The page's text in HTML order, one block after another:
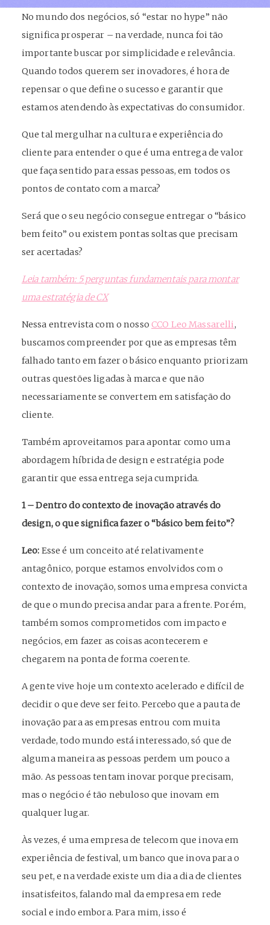
No mundo dos negócios, só “estar no hype” não
significa prosperar – na verdade, nunca foi tão
importante buscar por simplicidade e relevância.
Quando todos querem ser inovadores, é hora de
repensar o que define o sucesso e garantir que
estamos atendendo às expectativas do consumidor.
Que tal mergulhar na cultura e experiência do
cliente para entender o que é uma entrega de valor
que faça sentido para essas pessoas, em todos os
pontos de contato com a marca?
Será que o seu negócio consegue entregar o “básico
bem feito” ou existem pontas soltas que precisam
ser acertadas?
Leia também: 5 perguntas fundamentais para montar
uma estratégia de CX
Nessa entrevista com o nossoCCO Leo Massarelli,
buscamos compreender por que as empresas têm
falhado tanto em fazer o básico enquanto priorizam
outras questões ligadas à marca e que não
necessariamente se convertem em satisfação do
cliente.
Também aproveitamos para apontar como uma
abordagem híbrida de design e estratégia pode
garantir que essa entrega seja cumprida.
1 – Dentro do contexto de inovação através do
design, o que significa fazer o “básico bem feito”?
Leo: Esse é um conceito até relativamente
antagônico, porque estamos envolvidos com o
contexto de inovação, somos uma empresa convicta
de que o mundo precisa andar para a frente. Porém,
também somos comprometidos com impacto e
negócios, em fazer as coisas acontecerem e
chegarem na ponta de forma coerente.
A gente vive hoje um contexto acelerado e difícil de
decidir o que deve ser feito. Percebo que a pauta de
inovação para as empresas entrou com muita
verdade, todo mundo está interessado, só que de
alguma maneira as pessoas perdem um pouco a
mão. As pessoas tentam inovar porque precisam,
mas o negócio é tão nebuloso que inovam em
qualquer lugar.
Às vezes, é uma empresa de telecom que inova em
experiência de festival, um banco que inova para o
seu pet, e na verdade existe um dia a dia de clientes
insatisfeitos, falando mal da empresa em rede
social e indo embora. Para mim, isso é